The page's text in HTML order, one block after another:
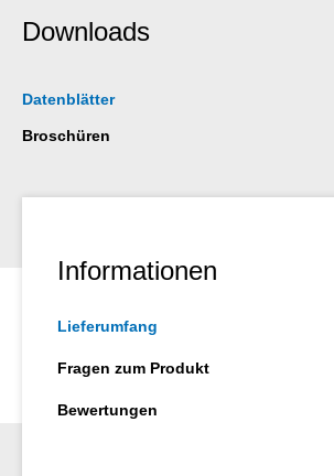
Verschleißbuchsen an Elektro-, Druckluft- und
Downloads
Datenblätter
Broschüren
Informationen
Lieferumfang
Fragen zum Produkt
Bewertungen